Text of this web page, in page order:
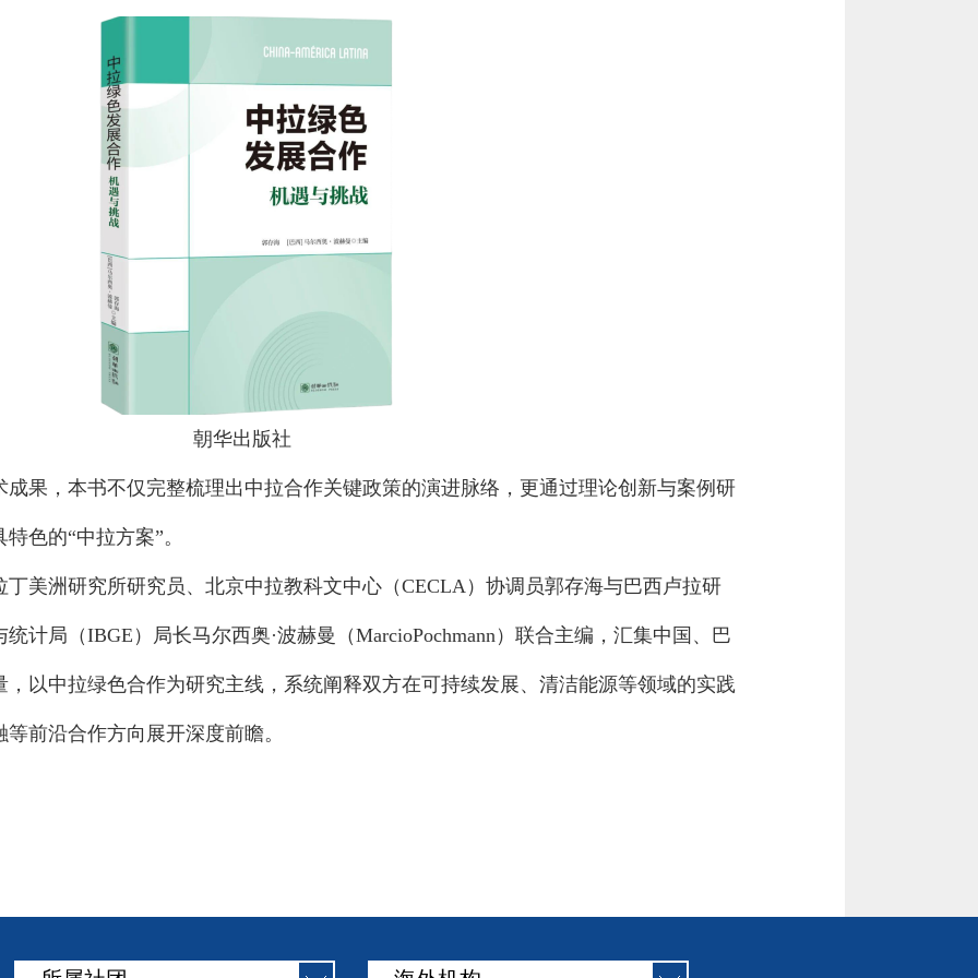
朝华出版社
成果，本书不仅完整梳理出中拉合作关键政策的演进脉络，更通过理论创新与案例研
色的“中拉方案”。
美洲研究所研究员、北京中拉教科文中心（CECLA）协调员郭存海与巴西卢拉研
计局（IBGE）局长马尔西奥·波赫曼（MarcioPochmann）联合主编，汇集中国、巴
以中拉绿色合作为研究主线，系统阐释双方在可持续发展、清洁能源等领域的实践
前沿合作方向展开深度前瞻。